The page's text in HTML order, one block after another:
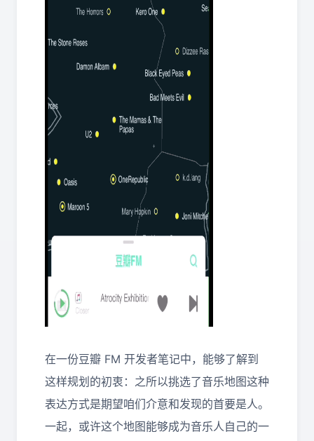
在一份豆瓣 FM 开发者笔记中，能够了解到
这样规划的初衷：之所以挑选了音乐地图这种
表达方式是期望咱们介意和发现的首要是人。
一起，或许这个地图能够成为音乐人自己的一